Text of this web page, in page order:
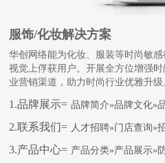
服饰/化妆解决方案
华创网络能为化妆、服装等时尚敏
视觉上俘获用户。开展全方位增强
业营销渠道，助力时尚行业优雅升级
1.品牌展示= 品牌简介»品牌文化»
2.联系我们= 人才招聘»门店查询»
3.产品中心= 产品分类»产品展示»